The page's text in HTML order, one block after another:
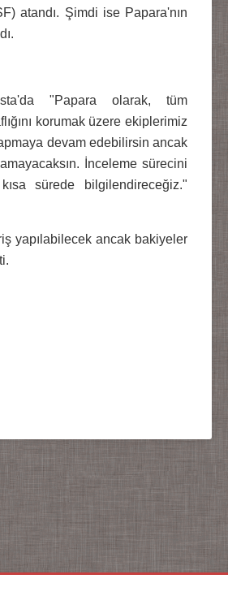
atandı. Şimdi ise Papara'nın
"Papara olarak, tüm
korumak üzere ekiplerimiz
devam edebilirsin ancak
İnceleme sürecini
sürede bilgilendireceğiz."
yapılabilecek ancak bakiyeler